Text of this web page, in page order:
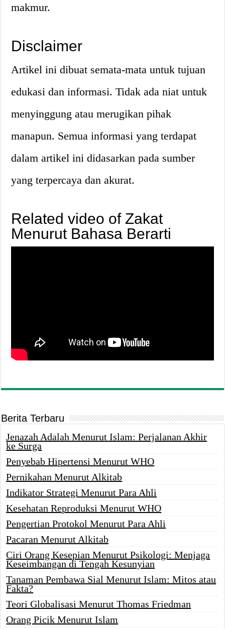
makmur.
Disclaimer
Artikel ini dibuat semata-mata untuk tujuan
edukasi dan informasi. Tidak ada niat untuk
menyinggung atau merugikan pihak
manapun. Semua informasi yang terdapat
dalam artikel ini didasarkan pada sumber
yang terpercaya dan akurat.
Related video of Zakat
Menurut Bahasa Berarti
Berita Terbaru
Jenazah Adalah Menurut Islam: Perjalanan Akhir
ke Surga
Penyebab Hipertensi Menurut WHO
Pernikahan Menurut Alkitab
Indikator Strategi Menurut Para Ahli
Kesehatan Reproduksi Menurut WHO
Pengertian Protokol Menurut Para Ahli
Pacaran Menurut Alkitab
Ciri Orang Kesepian Menurut Psikologi: Menjaga
Keseimbangan di Tengah Kesunyian
Tanaman Pembawa Sial Menurut Islam: Mitos atau
Fakta?
Teori Globalisasi Menurut Thomas Friedman
Orang Picik Menurut Islam